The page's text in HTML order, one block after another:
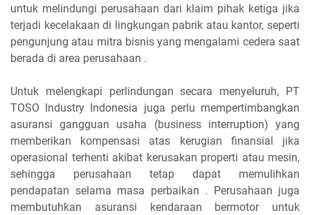
untuk melindungi perusahaan dari klaim pihak ketiga jika
terjadi kecelakaan di lingkungan pabrik atau kantor, seperti
pengunjung atau mitra bisnis yang mengalami cedera saat
berada di area perusahaan .
Untuk melengkapi perlindungan secara menyeluruh, PT
TOSO Industry Indonesia juga perlu mempertimbangkan
asuransi gangguan usaha (business interruption) yang
memberikan kompensasi atas kerugian finansial jika
operasional terhenti akibat kerusakan properti atau mesin,
sehingga perusahaan tetap dapat memulihkan
pendapatan selama masa perbaikan . Perusahaan juga
membutuhkan asuransi kendaraan bermotor untuk